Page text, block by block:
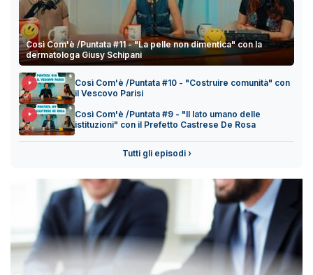
Così Com'è /Puntata #11 - "La pelle non dimentica" con la
dermatologa Giusy Schipani
Così Com'è /Puntata #10 - "Costruire comunità" con
il Vescovo Parisi
Così Com'è /Puntata #9 - "Il lato umano delle
istituzioni" con il Prefetto Castrese De Rosa
Tutti gli episodi ›